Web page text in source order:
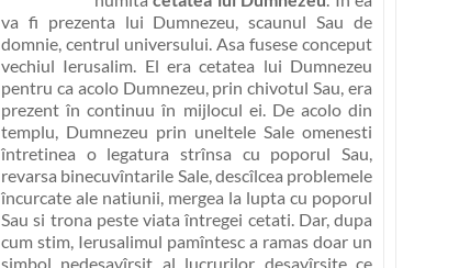
va fi prezenta lui Dumnezeu, scaunul Sau de
domnie, centrul universului. Asa fusese conceput
vechiul Ierusalim. El era cetatea lui Dumnezeu
pentru ca acolo Dumnezeu, prin chivotul Sau, era
prezent în continuu în mijlocul ei. De acolo din
templu, Dumnezeu prin uneltele Sale omenesti
întretinea o legatura strînsa cu poporul Sau,
revarsa binecuvîntarile Sale, descîlcea problemele
încurcate ale natiunii, mergea la lupta cu poporul
Sau si trona peste viata întregei cetati. Dar, dupa
cum stim, Ierusalimul pamîntesc a ramas doar un
simbol nedesavîrsit al lucrurilor desavîrsite ce